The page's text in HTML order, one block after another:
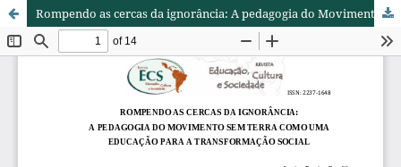
Rompendo as cercas da ignorância: A pedagogia do Movimento Sem Terra como uma educação para a transformação social